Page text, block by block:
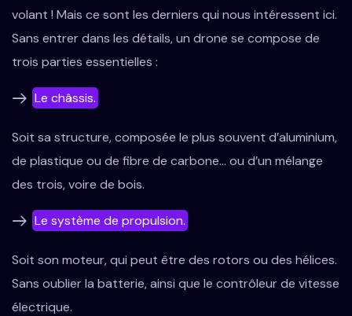
volant ! Mais ce sont les derniers qui nous intéressent ici.
Sans entrer dans les détails, un drone se compose de
trois parties essentielles :
Le châssis.
Soit sa structure, composée le plus souvent d’aluminium,
de plastique ou de fibre de carbone… ou d’un mélange
des trois, voire de bois.
Le système de propulsion.
Soit son moteur, qui peut être des rotors ou des hélices.
Sans oublier la batterie, ainsi que le contrôleur de vitesse
électrique.